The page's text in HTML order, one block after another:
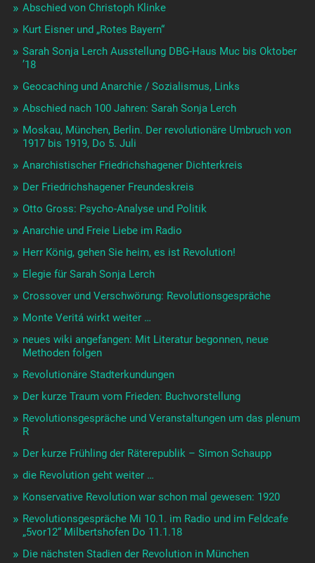
Abschied von Christoph Klinke
Kurt Eisner und „Rotes Bayern“
Sarah Sonja Lerch Ausstellung DBG-Haus Muc bis Oktober
’18
Geocaching und Anarchie / Sozialismus, Links
Abschied nach 100 Jahren: Sarah Sonja Lerch
Moskau, München, Berlin. Der revolutionäre Umbruch von
1917 bis 1919, Do 5. Juli
Anarchistischer Friedrichshagener Dichterkreis
Der Friedrichshagener Freundeskreis
Otto Gross: Psycho-Analyse und Politik
Anarchie und Freie Liebe im Radio
Herr König, gehen Sie heim, es ist Revolution!
Elegie für Sarah Sonja Lerch
Crossover und Verschwörung: Revolutionsgespräche
Monte Veritá wirkt weiter …
neues wiki angefangen: Mit Literatur begonnen, neue
Methoden folgen
Revolutionäre Stadterkundungen
Der kurze Traum vom Frieden: Buchvorstellung
Revolutionsgespräche und Veranstaltungen um das plenum
R
Der kurze Frühling der Räterepublik – Simon Schaupp
die Revolution geht weiter …
Konservative Revolution war schon mal gewesen: 1920
Revolutionsgespräche Mi 10.1. im Radio und im Feldcafe
„5vor12“ Milbertshofen Do 11.1.18
Die nächsten Stadien der Revolution in München